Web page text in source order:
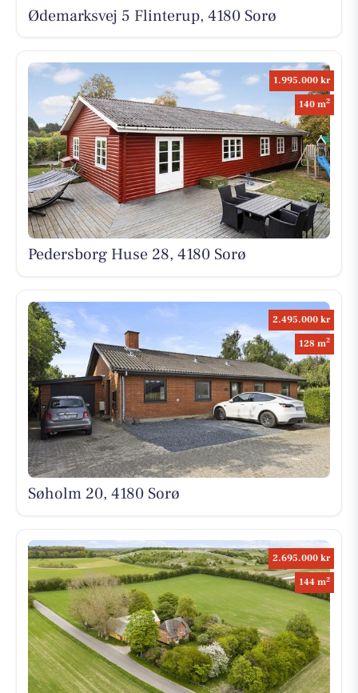
Ødemarksvej 5 Flinterup, 4180 Sorø
1.995.000 kr
140 m2
Pedersborg Huse 28, 4180 Sorø
2.495.000 kr
128 m2
Søholm 20, 4180 Sorø
2.695.000 kr
144 m2